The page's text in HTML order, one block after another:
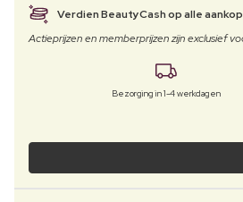
Verdien BeautyCash op alle
Actieprijzen en memberprijzen zijn exclusief
Bezorging in 1-4 werkdagen